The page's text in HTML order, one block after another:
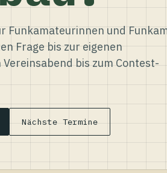
Funkamateurinnen und
Frage bis zur eigenen
bis zum Contest-
Nächste Termine